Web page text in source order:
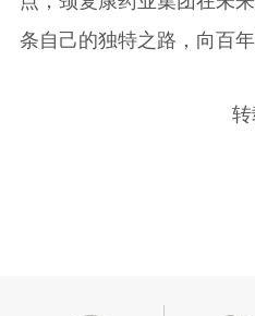
条自己的独特之路，向百
转载于《中